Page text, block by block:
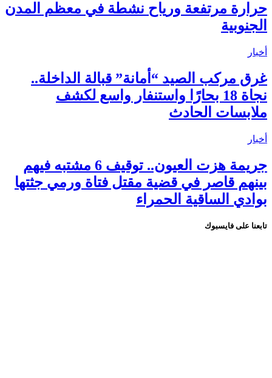
حرارة مرتفعة ورياح نشطة في معظم المدن
الجنوبية
أخبار
غرق مركب الصيد “أمانة” قبالة الداخلة..
نجاة 18 بحارًا واستنفار واسع لكشف
ملابسات الحادث
أخبار
جريمة هزت العيون.. توقيف 6 مشتبه فيهم
بينهم قاصر في قضية مقتل فتاة ورمي جثتها
بوادي الساقية الحمراء
تابعنا على فايسبوك